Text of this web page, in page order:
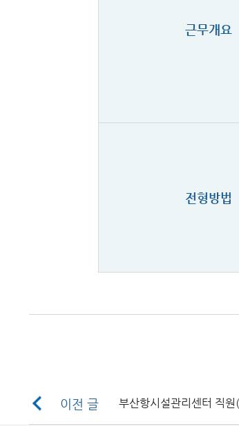
근무개요
전형방법
이전 글 부산항시설관리센터 직